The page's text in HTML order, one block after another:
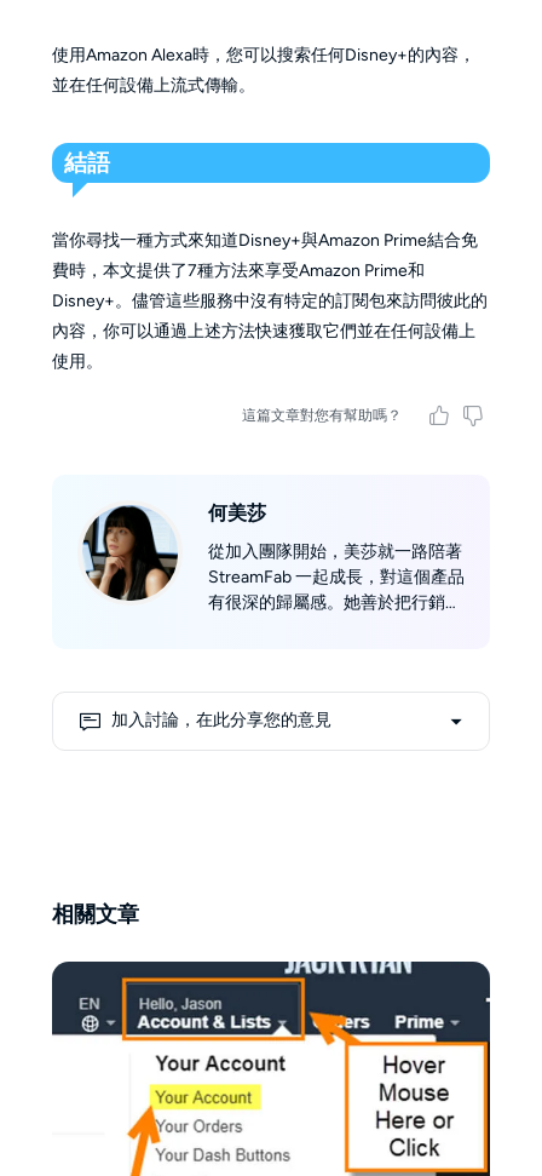
使用Amazon Alexa時，您可以搜索任何Disney+的內容，
並在任何設備上流式傳輸。
結語
當你尋找一種方式來知道Disney+與Amazon Prime結合免
費時，本文提供了7種方法來享受Amazon Prime和
Disney+。儘管這些服務中沒有特定的訂閱包來訪問彼此的
內容，你可以通過上述方法快速獲取它們並在任何設備上
使用。
這篇文章對您有幫助嗎？
何美莎
從加入團隊開始，美莎就一路陪著
StreamFab 一起成長，對這個產品
有很深的歸屬感。她善於把行銷背
幫助讀者在面對琳瑯滿目的串流選
擇時，更快找到真正適合自己的工
加入討論，在此分享您的意見
相關文章